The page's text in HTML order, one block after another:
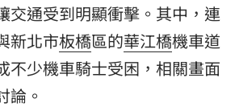
交通受到明顯衝擊。其中，連
新北市板橋區的華江橋機車道
不少機車騎士受困，相關畫面
論。